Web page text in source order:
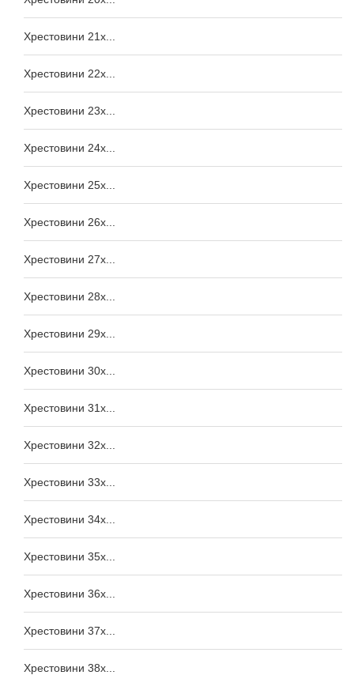
Хрестовини 21x...
Хрестовини 22x...
Хрестовини 23x...
Хрестовини 24x...
Хрестовини 25x...
Хрестовини 26x...
Хрестовини 27x...
Хрестовини 28x...
Хрестовини 29x...
Хрестовини 30x...
Хрестовини 31x...
Хрестовини 32x...
Хрестовини 33x...
Хрестовини 34x...
Хрестовини 35x...
Хрестовини 36x...
Хрестовини 37x...
Хрестовини 38x...